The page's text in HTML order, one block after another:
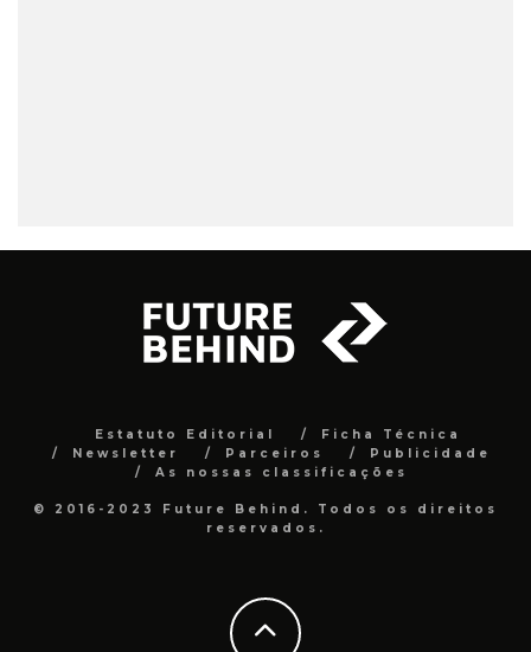
Estatuto Editorial
Ficha Técnica
Newsletter
Parceiros
Publicidade
As nossas classificações
© 2016-2023 Future Behind. Todos os direitos
reservados.